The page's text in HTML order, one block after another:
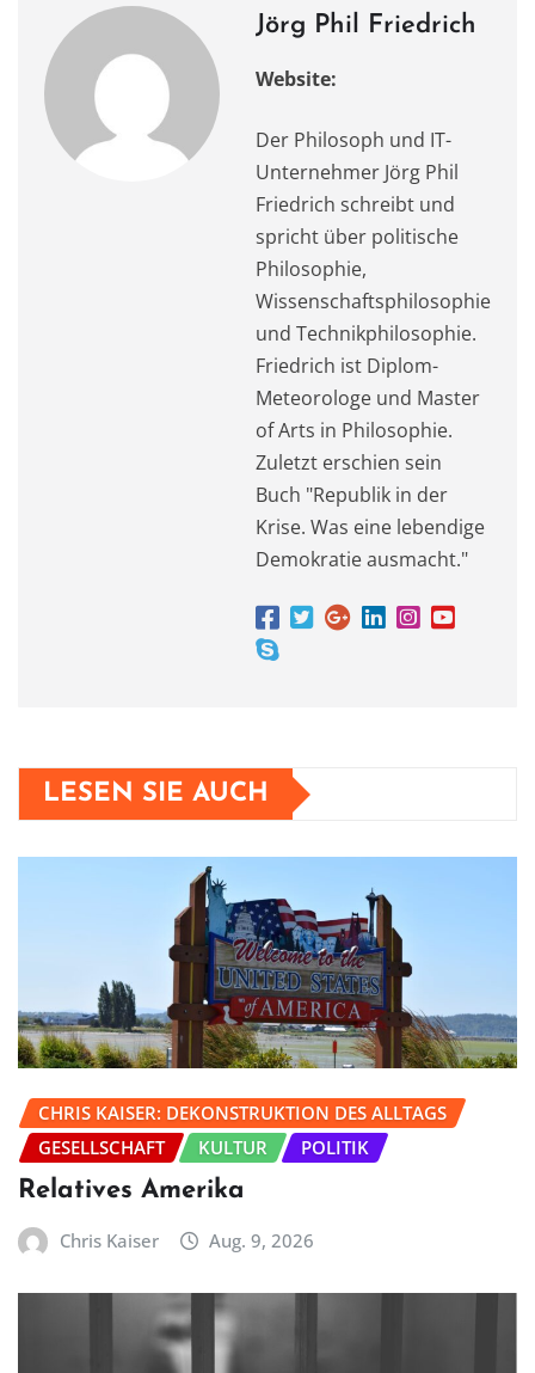
k Jörg Phil Friedrich
Website:
Der Philosoph und IT-
Unternehmer Jörg Phil
Friedrich schreibt und
spricht über politische
Philosophie,
Wissenschaftsphilosophie
und Technikphilosophie.
Friedrich ist Diplom-
Meteorologe und Master
of Arts in Philosophie.
Zuletzt erschien sein
Buch "Republik in der
Krise. Was eine lebendige
Demokratie ausmacht."
LESEN SIE AUCH
CHRIS KAISER: DEKONSTRUKTION DES ALLTAGS
GESELLSCHAFT
KULTUR POLITIK
Relatives Amerika
Chris Kaiser Aug. 9, 2026